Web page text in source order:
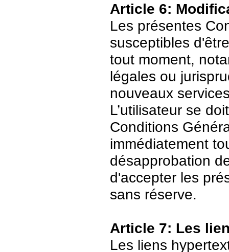
Article 6:
Les présentes
susceptibles
tout moment,
légales ou
nouveaux
L’utilisateur se
Conditions
immédiatement
désapprobation
d'accepter les
sans réserve.
Article 7: Les
Les liens